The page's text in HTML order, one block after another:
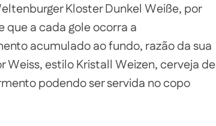
Kloster Dunkel Weiße, por
a cada gole ocorra a
acumulado ao fundo, razão da sua
Weiss, estilo Kristall Weizen, cerveja de
podendo ser servida no copo